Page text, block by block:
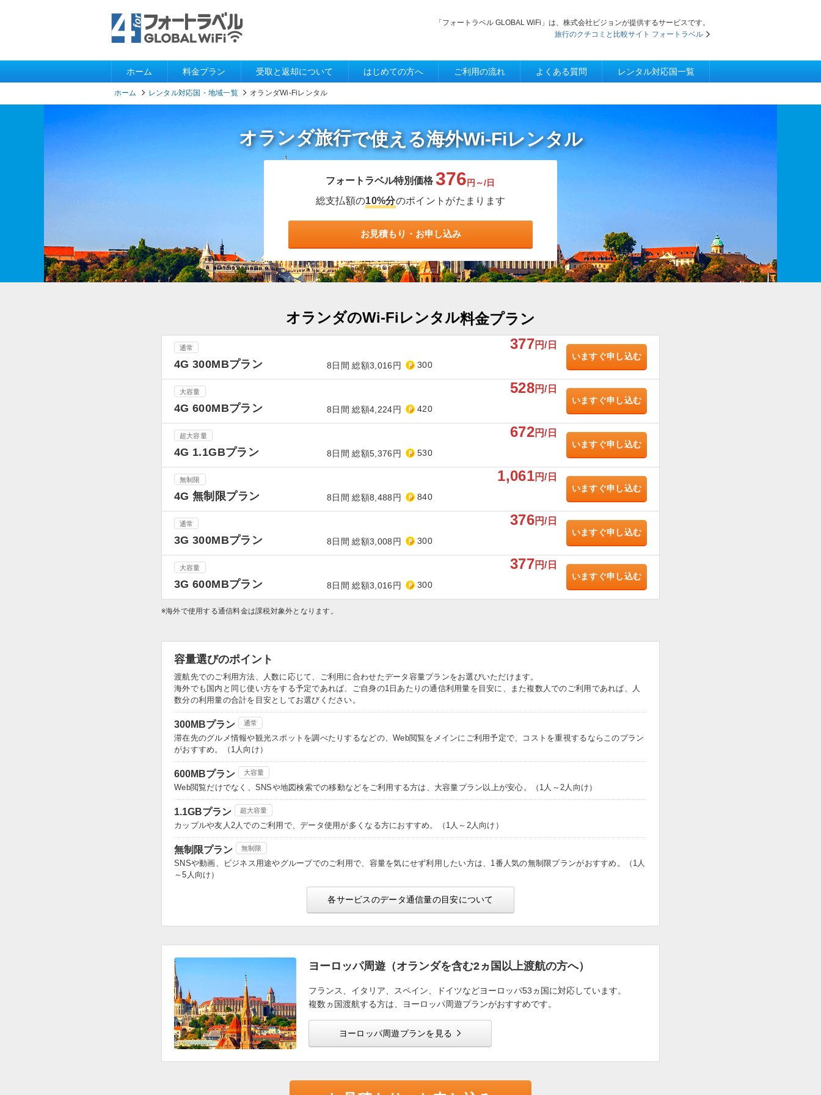
「フォートラベル GLOBAL WiFi」は、株式会社ビジョンが提供するサービスです。
旅行のクチコミと比較サイト フォートラベル
ホーム 料金プラン 受取と返却について はじめての方へ ご利用の流れ よくある質問 レンタル対応国一覧
ホーム レンタル対応国・地域一覧 オランダWi-Fiレンタル
オランダ旅行で使える海外Wi-Fiレンタル
フォートラベル特別価格 376 円～/日
総支払額の10%分のポイントがたまります
お見積もり・お申し込み
オランダのWi-Fiレンタル料金プラン
通常
4G 300MBプラン 8日間 総額3,016円 300
377円/日
いますぐ申し込む
大容量
4G 600MBプラン 8日間 総額4,224円 420
528円/日
いますぐ申し込む
超大容量
4G 1.1GBプラン 8日間 総額5,376円 530
672円/日
いますぐ申し込む
無制限
4G 無制限プラン 8日間 総額8,488円 840
1,061円/日
いますぐ申し込む
通常
3G 300MBプラン 8日間 総額3,008円 300
376円/日
いますぐ申し込む
大容量
3G 600MBプラン 8日間 総額3,016円 300
377円/日
いますぐ申し込む
※海外で使用する通信料金は課税対象外となります。
容量選びのポイント
渡航先でのご利用方法、人数に応じて、ご利用に合わせたデータ容量プランをお選びいただけます。
海外でも国内と同じ使い方をする予定であれば、ご自身の1日あたりの通信利用量を目安に、また複数人でのご利用であれば、人
数分の利用量の合計を目安としてお選びください。
300MBプラン 通常
滞在先のグルメ情報や観光スポットを調べたりするなどの、Web閲覧をメインにご利用予定で、コストを重視するならこのプラン
がおすすめ。（1人向け）
600MBプラン 大容量
Web閲覧だけでなく、SNSや地図検索での移動などをご利用する方は、大容量プラン以上が安心。（1人～2人向け）
1.1GBプラン 超大容量
カップルや友人2人でのご利用で、データ使用が多くなる方におすすめ。（1人～2人向け）
無制限プラン 無制限
SNSや動画、ビジネス用途やグループでのご利用で、容量を気にせず利用したい方は、1番人気の無制限プランがおすすめ。（1人
～5人向け）
各サービスのデータ通信量の目安について
ヨーロッパ周遊（オランダを含む2ヵ国以上渡航の方へ）
フランス、イタリア、スペイン、ドイツなどヨーロッパ53ヵ国に対応しています。
複数ヵ国渡航する方は、ヨーロッパ周遊プランがおすすめです。
ヨーロッパ周遊プランを見る